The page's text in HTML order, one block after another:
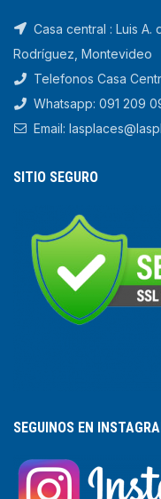
Casa central : Luis A.
Rodríguez, Montevideo
Telefonos Casa
Whatsapp: 091 209
Email:
SITIO SEGURO
SEGUINOS EN